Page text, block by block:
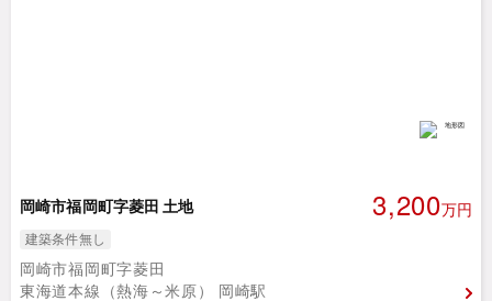
岡崎市福岡町字菱田 土地 3,200万円
建築条件無し
岡崎市福岡町字菱田
東海道本線（熱海～米原） 岡崎駅